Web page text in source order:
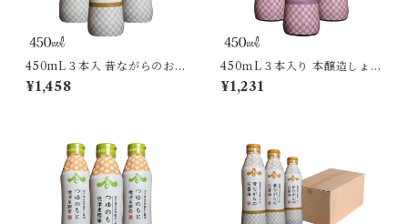
450mL３本入 昔ながらのお醤
油 密封ボトル
¥1,458
450ｍL３本入り 本醸造しょう
ゆ 密封ボトル
¥1,231